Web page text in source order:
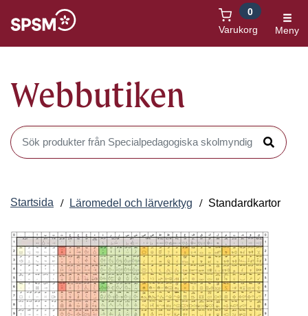
Varukorg
0
Meny
Webbutiken
Sök produkter i Webbutiken
Sök
Startsida Läromedel och lärverktyg Standardkartor